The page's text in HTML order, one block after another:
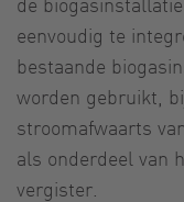
eenvoudig te
bestaande
worden gebruikt,
stroomafwaarts
als onderdeel van
vergister.